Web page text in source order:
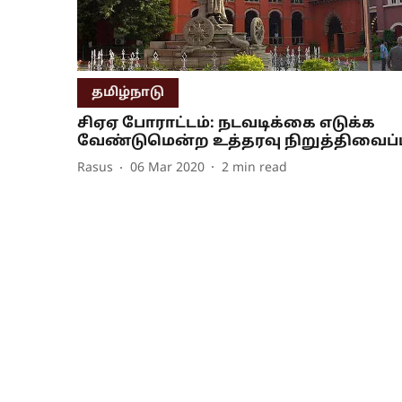
தமிழ்நாடு
சிஏஏ போராட்டம்: நடவடிக்கை எடுக்க
வேண்டுமென்ற உத்தரவு
Rasus 06 Mar 2020 2 min read